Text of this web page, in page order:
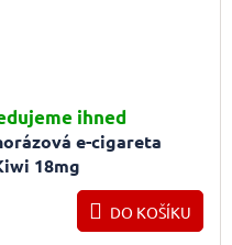
e-cigareta
18mg
z 5 hvězdiček.
ihned
DO KOŠÍKU